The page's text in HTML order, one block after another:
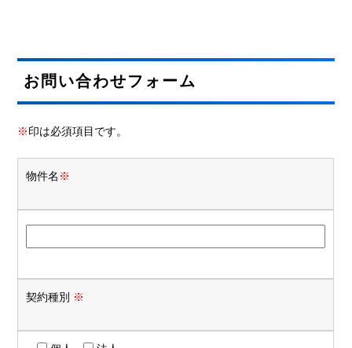
お問い合わせフォーム
※印は必須項目です。
物件名 ※
契約種別 ※